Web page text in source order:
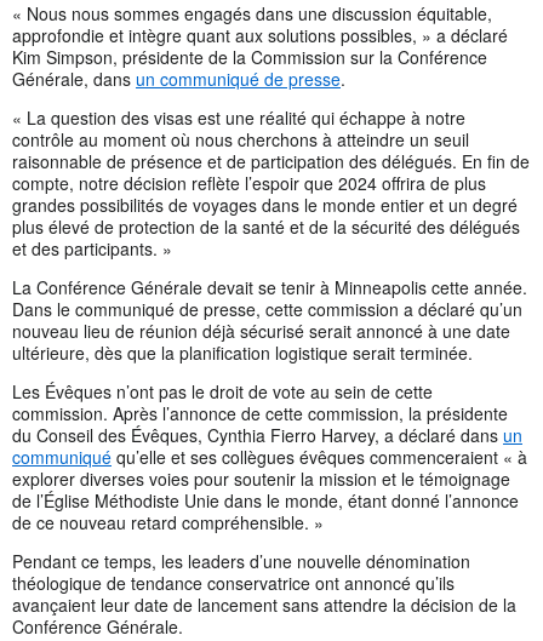
« Nous nous sommes engagés dans une discussion équitable,
approfondie et intègre quant aux solutions possibles, » a déclaré
Kim Simpson, présidente de la Commission sur la Conférence
Générale, dans un communiqué de presse.
« La question des visas est une réalité qui échappe à notre
contrôle au moment où nous cherchons à atteindre un seuil
raisonnable de présence et de participation des délégués. En fin de
compte, notre décision reflète l’espoir que 2024 offrira de plus
grandes possibilités de voyages dans le monde entier et un degré
plus élevé de protection de la santé et de la sécurité des délégués
et des participants. »
La Conférence Générale devait se tenir à Minneapolis cette année.
Dans le communiqué de presse, cette commission a déclaré qu’un
nouveau lieu de réunion déjà sécurisé serait annoncé à une date
ultérieure, dès que la planification logistique serait terminée.
Les Évêques n’ont pas le droit de vote au sein de cette
commission. Après l’annonce de cette commission, la présidente
du Conseil des Évêques, Cynthia Fierro Harvey, a déclaré dans un
communiqué qu’elle et ses collègues évêques commenceraient « à
explorer diverses voies pour soutenir la mission et le témoignage
de l’Église Méthodiste Unie dans le monde, étant donné l’annonce
de ce nouveau retard compréhensible. »
Pendant ce temps, les leaders d’une nouvelle dénomination
théologique de tendance conservatrice ont annoncé qu’ils
avançaient leur date de lancement sans attendre la décision de la
Conférence Générale.